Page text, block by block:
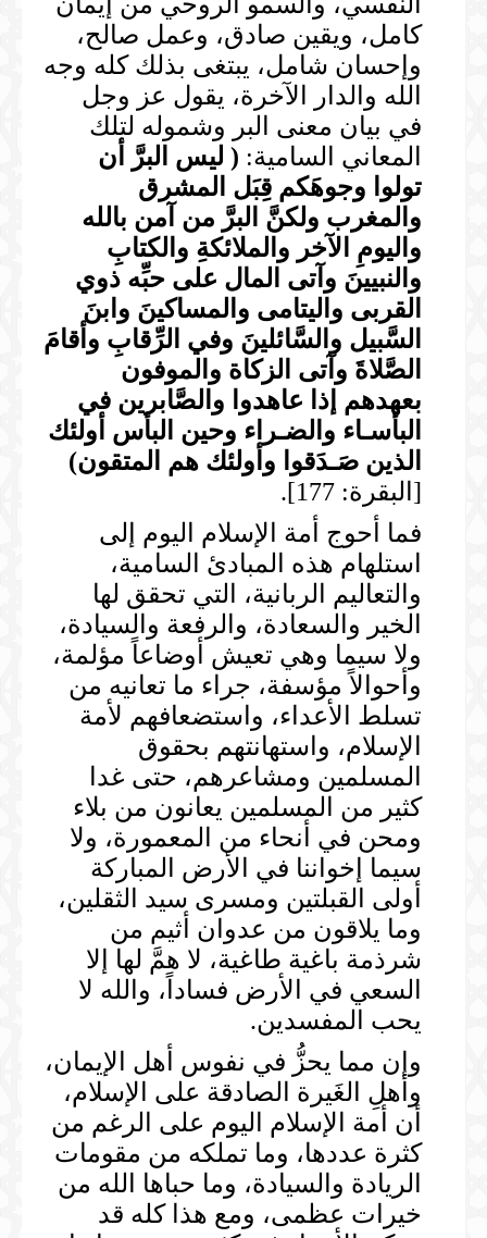
كامل، ويقين صادق، وعمل صالح،
وإحسان شامل، يبتغى بذلك كله وجه
الله والدار الآخرة، يقول عز وجل
في بيان معنى البر وشموله لتلك
المعاني السامية: ( ليس البرَّ أن
تولوا وجوهَكم قِبَل المشرق
والمغرب ولكنَّ البرَّ من آمن بالله
واليومِ الآخر والملائكةِ والكتابِ
والنبيينَ وآتى المال على حبِّه ذوي
القربى واليتامى والمساكينَ وابنَ
السَّبيل والسَّائلينَ وفي الرِّقابِ وأقامَ
الصَّلاةَ وآتى الزكاة والموفون
بعهدهم إذا عاهدوا والصَّابرين في
البأسـاء والضـراء وحين البأس أولئك
الذين صَـدَقوا وأولئك هم المتقون)
[البقرة: 177].
فما أحوج أمة الإسلام اليوم إلى
استلهام هذه المبادئ السامية،
والتعاليم الربانية، التي تحقق لها
الخير والسعادة، والرفعة والسيادة،
ولا سيما وهي تعيش أوضاعاً مؤلمة،
وأحوالاً مؤسفة، جراء ما تعانيه من
تسلط الأعداء، واستضعافهم لأمة
الإسلام، واستهانتهم بحقوق
المسلمين ومشاعرهم، حتى غدا
كثير من المسلمين يعانون من بلاء
ومحن في أنحاء من المعمورة، ولا
سيما إخواننا في الأرض المباركة
أولى القبلتين ومسرى سيد الثقلين،
وما يلاقون من عدوان أثيم من
شرذمة باغية طاغية، لا همَّ لها إلا
السعي في الأرض فساداً، والله لا
يحب المفسدين.
وإن مما يحزُّ في نفوس أهل الإيمان،
وأهلِ الغَيرة الصادقة على الإسلام،
أن أمة الإسلام اليوم على الرغم من
كثرة عددها، وما تملكه من مقومات
الريادة والسيادة، وما حباها الله من
خيرات عظمى، ومع هذا كله قد